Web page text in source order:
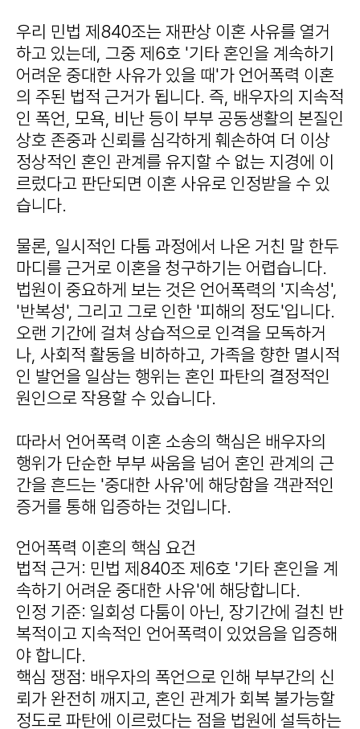
우리 민법 제840조는 재판상 이혼 사유를 열거
하고 있는데, 그중 제6호 '기타 혼인을 계속하기
어려운 중대한 사유가 있을 때'가 언어폭력 이혼
의 주된 법적 근거가 됩니다. 즉, 배우자의 지속적
인 폭언, 모욕, 비난 등이 부부 공동생활의 본질인
상호 존중과 신뢰를 심각하게 훼손하여 더 이상
정상적인 혼인 관계를 유지할 수 없는 지경에 이
르렀다고 판단되면 이혼 사유로 인정받을 수 있
습니다.
물론, 일시적인 다툼 과정에서 나온 거친 말 한두
마디를 근거로 이혼을 청구하기는 어렵습니다.
법원이 중요하게 보는 것은 언어폭력의 '지속성',
'반복성', 그리고 그로 인한 '피해의 정도'입니다.
오랜 기간에 걸쳐 상습적으로 인격을 모독하거
나, 사회적 활동을 비하하고, 가족을 향한 멸시적
인 발언을 일삼는 행위는 혼인 파탄의 결정적인
원인으로 작용할 수 있습니다.
따라서 언어폭력 이혼 소송의 핵심은 배우자의
행위가 단순한 부부 싸움을 넘어 혼인 관계의 근
간을 흔드는 '중대한 사유'에 해당함을 객관적인
증거를 통해 입증하는 것입니다.
언어폭력 이혼의 핵심 요건
법적 근거 : 민법 제840조 제6호 '기타 혼인을 계
속하기 어려운 중대한 사유'에 해당합니다.
인정 기준: 일회성 다툼이 아닌, 장기간에 걸친 반
복적이고 지속적인 언어폭력이 있었음을 입증해
야 합니다.
핵심 쟁점: 배우자의 폭언으로 인해 부부간의 신
뢰가 완전히 깨지고, 혼인 관계가 회복 불가능할
정도로 파탄에 이르렀다는 점을 법원에 설득하는